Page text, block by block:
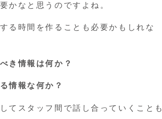
かなと思うのですよね。
る時間を作ることも必要かもしれな
き情報は何か？
情報な何か？
てスタッフ間で話し合っていくことも